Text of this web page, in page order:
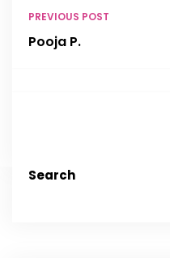
PREVIOUS POST
Pooja P.
Search